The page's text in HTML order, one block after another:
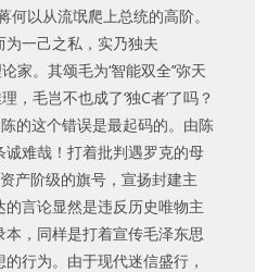
何以从流氓爬上总统的高阶。
一己之私，实乃独夫
家。其颂毛为‘智能双全’‘弥天
，毛岂不也成了‘独C者’了吗？
的这个错误是最起码的。由陈
难哉！打着批判遇罗克的母
产阶级的旗号，宣扬封建主
言论显然是违反历史唯物主
，同样是打着宣传毛泽东思
行为。由于现代迷信盛行，